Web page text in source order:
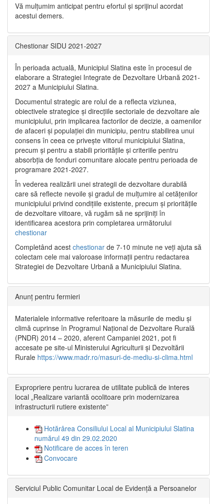
Vă mulţumim anticipat pentru efortul şi sprijinul acordat
acestui demers.
Chestionar SIDU 2021-2027
În perioada actuală, Municipiul Slatina este în procesul de
elaborare a Strategiei Integrate de Dezvoltare Urbană 2021‐
2027 a Municipiului Slatina.
Documentul strategic are rolul de a reflecta viziunea,
obiectivele strategice și direcțiile sectoriale de dezvoltare ale
municipiului, prin implicarea factorilor de decizie, a oamenilor
de afaceri și populației din municipiu, pentru stabilirea unui
consens în ceea ce privește viitorul municipiului Slatina,
precum și pentru a stabili prioritățile și criteriile pentru
absorbția de fonduri comunitare alocate pentru perioada de
programare 2021-2027.
În vederea realizării unei strategii de dezvoltare durabilă
care să reflecte nevoile și gradul de mulțumire al cetățenilor
municipiului privind condițiile existente, precum și prioritățile
de dezvoltare viitoare, vă rugăm să ne sprijiniți în
identificarea acestora prin completarea următorului
chestionar
Completând acest chestionar de 7-10 minute ne veți ajuta să
colectam cele mai valoroase informații pentru redactarea
Strategiei de Dezvoltare Urbană a Municipiului Slatina.
Anunț pentru fermieri
Materialele informative referitoare la măsurile de mediu și
climă cuprinse în Programul Național de Dezvoltare Rurală
(PNDR) 2014 – 2020, aferent Campaniei 2021, pot fi
accesate pe site-ul Ministerului Agriculturii și Dezvoltării
Rurale https://www.madr.ro/masuri-de-mediu-si-clima.html
Expropriere pentru lucrarea de utilitate publică de interes
local „Realizare variantă ocolitoare prin modernizarea
infrastructurii rutiere existente”
Hotărârea Consiliului Local al Municipiului Slatina
numărul 49 din 29.02.2020
Notificare de acces în teren
Convocare
Serviciul Public Comunitar Local de Evidență a Persoanelor